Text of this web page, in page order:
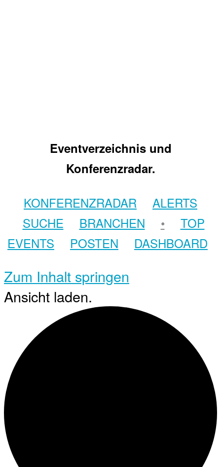
Eventverzeichnis und
Konferenzradar.
KONFERENZRADAR
ALERTS
SUCHE
BRANCHEN •
TOP
EVENTS
POSTEN DASHBOARD
Zum Inhalt springen
Ansicht laden.